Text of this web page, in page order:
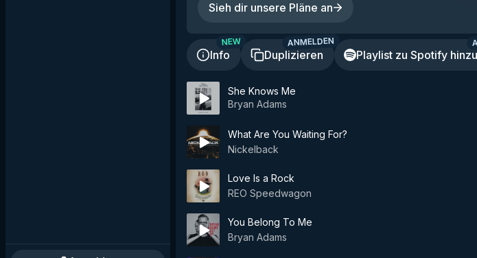
Sieh dir unsere Pläne an
Info
NEW
Duplizieren
ANMELDEN
Playlist zu Spotify
She Knows Me
Bryan Adams
What Are You Waiting For?
Nickelback
Love Is a Rock
REO Speedwagon
You Belong To Me
Bryan Adams